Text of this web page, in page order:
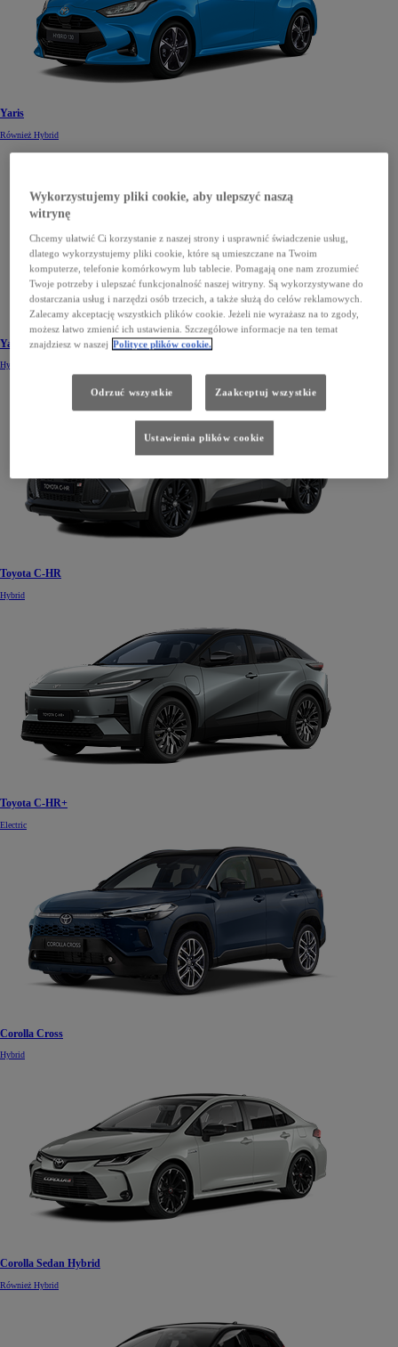
Yaris
Również Hybrid
Yaris Cross
Hybrid
Toyota C-HR
Hybrid
Toyota C-HR+
Electric
Corolla Cross
Hybrid
Corolla Sedan Hybrid
Również Hybrid
Wykorzystujemy pliki cookie, aby ulepszyć naszą
witrynę
Chcemy ułatwić Ci korzystanie z naszej strony i usprawnić świadczenie usług,
dlatego wykorzystujemy pliki cookie, które są umieszczane na Twoim
komputerze, telefonie komórkowym lub tablecie. Pomagają one nam zrozumieć
Twoje potrzeby i ulepszać funkcjonalność naszej witryny. Są wykorzystywane do
dostarczania usług i narzędzi osób trzecich, a także służą do celów reklamowych.
Zalecamy akceptację wszystkich plików cookie. Jeżeli nie wyrażasz na to zgody,
możesz łatwo zmienić ich ustawienia. Szczegółowe informacje na ten temat
znajdziesz w naszej Polityce plików cookie.
Odrzuć wszystkie Zaakceptuj wszystkie
Ustawienia plików cookie